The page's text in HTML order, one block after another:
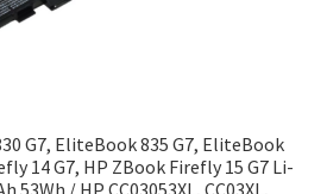
G7, EliteBook 835 G7, EliteBook
14 G7, HP ZBook Firefly 15 G7 Li-